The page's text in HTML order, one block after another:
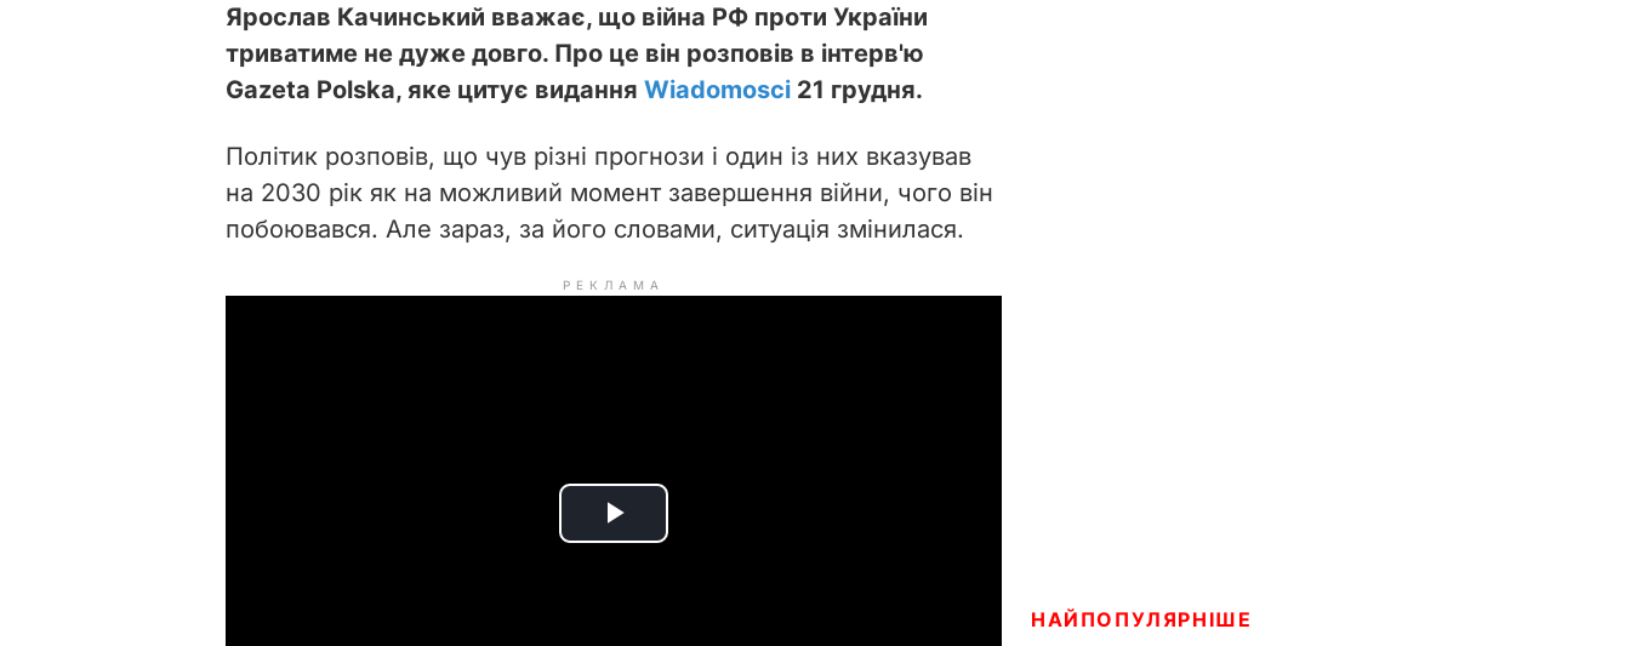
Ярослав Качинський вважає, що війна РФ проти України
триватиме не дуже довго. Про це він розповів в інтерв'ю
Gazeta Polska, яке цитує видання Wiadomosci 21 грудня.
Політик розповів, що чув різні прогнози і один із них вказував
на 2030 рік як на можливий момент завершення війни, чого він
побоювався. Але зараз, за його словами, ситуація змінилася.
РЕКЛАМА
P
НАЙПОПУЛЯРНІШЕ